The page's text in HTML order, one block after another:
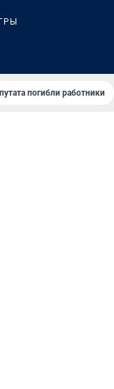
погибли работники